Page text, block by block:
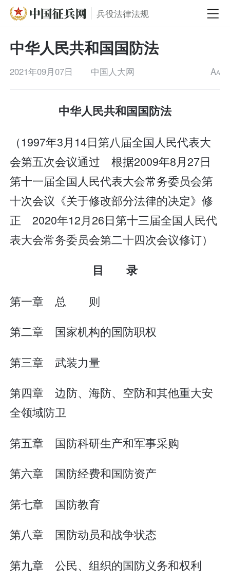
兵役法律法规
中华人民共和国国防法
2021年09月07日 中国人大网 AA
中华人民共和国国防法
（1997年3月14日第八届全国人民代表大
会第五次会议通过 根据2009年8月27日
第十一届全国人民代表大会常务委员会第
十次会议《关于修改部分法律的决定》修
正 2020年12月26日第十三届全国人民代
表大会常务委员会第二十四次会议修订）
目 录
第一章 总 则
第二章 国家机构的国防职权
第三章 武装力量
第四章 边防、海防、空防和其他重大安
全领域防卫
第五章 国防科研生产和军事采购
第六章 国防经费和国防资产
第七章 国防教育
第八章 国防动员和战争状态
第九章 公民、组织的国防义务和权利